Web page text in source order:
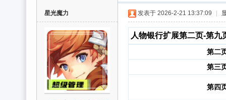
星光魔力 发表于 2026-2-21 13:37:09
人物银行扩展第二页-第九
第二
第三
第四